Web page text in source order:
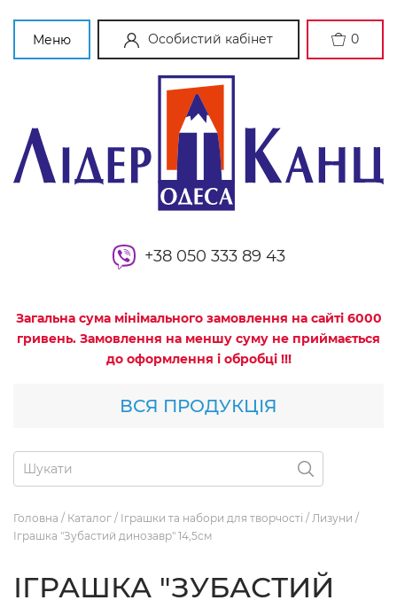
Меню Особистий кабінет 0
+38 050 333 89 43
Загальна сума мінімального замовлення на сайті 6000
гривень. Замовлення на меншу суму не приймається
до оформлення і обробці !!!
ВСЯ ПРОДУКЦІЯ
Головна / Каталог / Іграшки та набори для творчості / Лизуни /
Іграшка "Зубастий динозавр" 14,5см
ІГРАШКА "ЗУБАСТИЙ